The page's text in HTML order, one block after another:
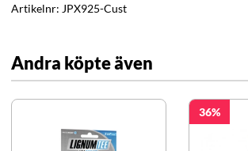
Artikelnr: JPX925-Cust
Andra köpte även
36